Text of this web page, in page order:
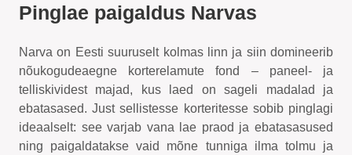
Pinglae paigaldus Narvas
Narva on Eesti suuruselt kolmas linn ja siin domineerib
nõukogudeaegne korterelamute fond – paneel- ja
telliskividest majad, kus laed on sageli madalad ja
ebatasased. Just sellistesse korteritesse sobib pinglagi
ideaalselt: see varjab vana lae praod ja ebatasasused
ning paigaldatakse vaid mõne tunniga ilma tolmu ja